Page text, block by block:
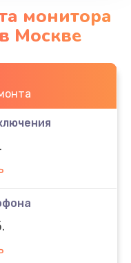
монитора
Москве